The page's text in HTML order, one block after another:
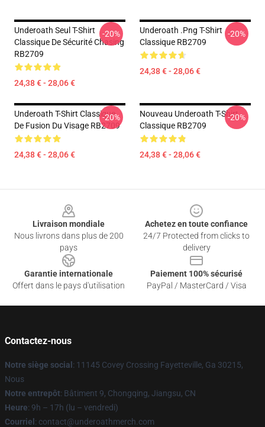
Underoath Seul T-Shirt
Classique De Sécurité Chasing
RB2709
24,38 € - 28,06 €
-20%
Underoath .png T-Shirt
Classique RB2709
24,38 € - 28,06 €
-20%
Underoath T-Shirt Classique
De Fusion Du Visage RB2709
24,38 € - 28,06 €
-20%
Nouveau Underoath T-Shirt
Classique RB2709
24,38 € - 28,06 €
-20%
Livraison mondiale
Nous livrons dans plus de 200
pays
Achetez en toute confiance
24/7 Protected from clicks to
delivery
Garantie internationale
Offert dans le pays d'utilisation
Paiement 100% sécurisé
PayPal / MasterCard / Visa
Contactez-nous
Notre siège social : 11145 Covey Crossing Fayetteville, Ga 30215,
Nous
Notre entrepôt: Bâtiment 9, Chongqing, Jiangsu, CN
Heure: 9h – 17h (lu – vendredi)
Courriel : contact@underoathmerch.com